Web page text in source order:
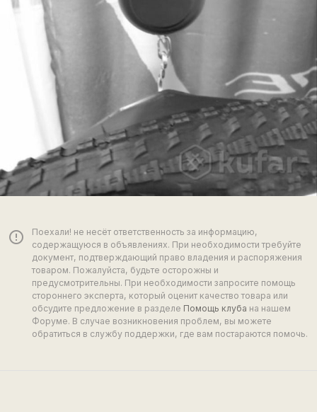
error_outline
Поехали! не несёт ответственность за информацию,
содержащуюся в объявлениях. При необходимости требуйте
документ, подтверждающий право владения и распоряжения
товаром. Пожалуйста, будьте осторожны и
предусмотрительны. При необходимости запросите помощь
стороннего эксперта, который оценит качество товара или
обсудите предложение в разделе Помощь клуба на нашем
Форуме. В случае возникновения проблем, вы можете
обратиться в службу поддержки, где вам постараются помочь.